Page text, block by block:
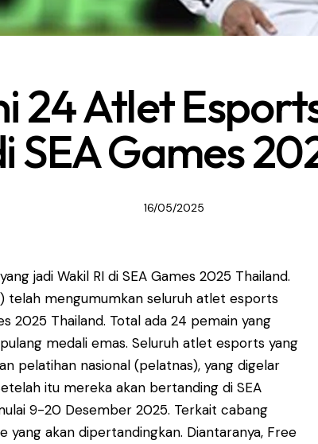
24 Atlet
SEA Games
16/05/2025
jadi Wakil RI di SEA Games 2025 Thailand.
telah mengumumkan seluruh atlet esports
2025 Thailand. Total ada 24 pemain yang
medali emas. Seluruh atlet esports yang
pelatihan nasional (pelatnas), yang digelar
itu mereka akan bertanding di SEA
9-20 Desember 2025. Terkait cabang
akan dipertandingkan. Diantaranya, Free